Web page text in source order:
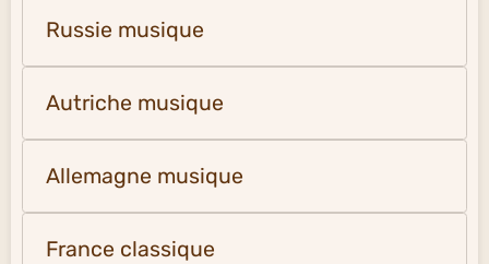
Russie musique
Autriche musique
Allemagne musique
France classique